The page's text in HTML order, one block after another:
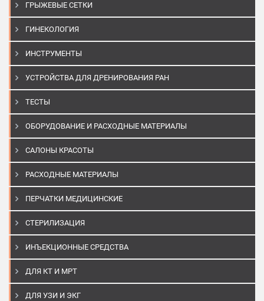
ГРЫЖЕВЫЕ СЕТКИ
ГИНЕКОЛОГИЯ
ИНСТРУМЕНТЫ
УСТРОЙСТВА ДЛЯ ДРЕНИРОВАНИЯ РАН
ТЕСТЫ
ОБОРУДОВАНИЕ И РАСХОДНЫЕ МАТЕРИАЛЫ
САЛОНЫ КРАСОТЫ
РАСХОДНЫЕ МАТЕРИАЛЫ
ПЕРЧАТКИ МЕДИЦИНСКИЕ
СТЕРИЛИЗАЦИЯ
ИНЪЕКЦИОННЫЕ СРЕДСТВА
ДЛЯ КТ И МРТ
ДЛЯ УЗИ И ЭКГ